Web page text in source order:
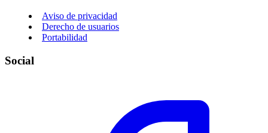
Aviso de privacidad
Derecho de usuarios
Portabilidad
Social